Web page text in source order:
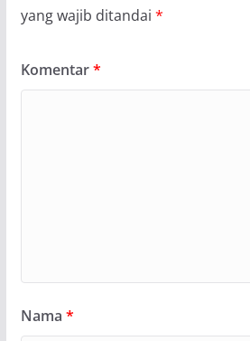
yang wajib ditandai *
Komentar*
Nama *